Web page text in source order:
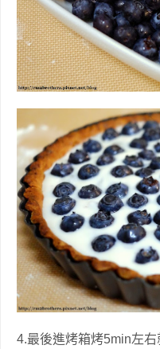
4.最後進烤箱烤5min左